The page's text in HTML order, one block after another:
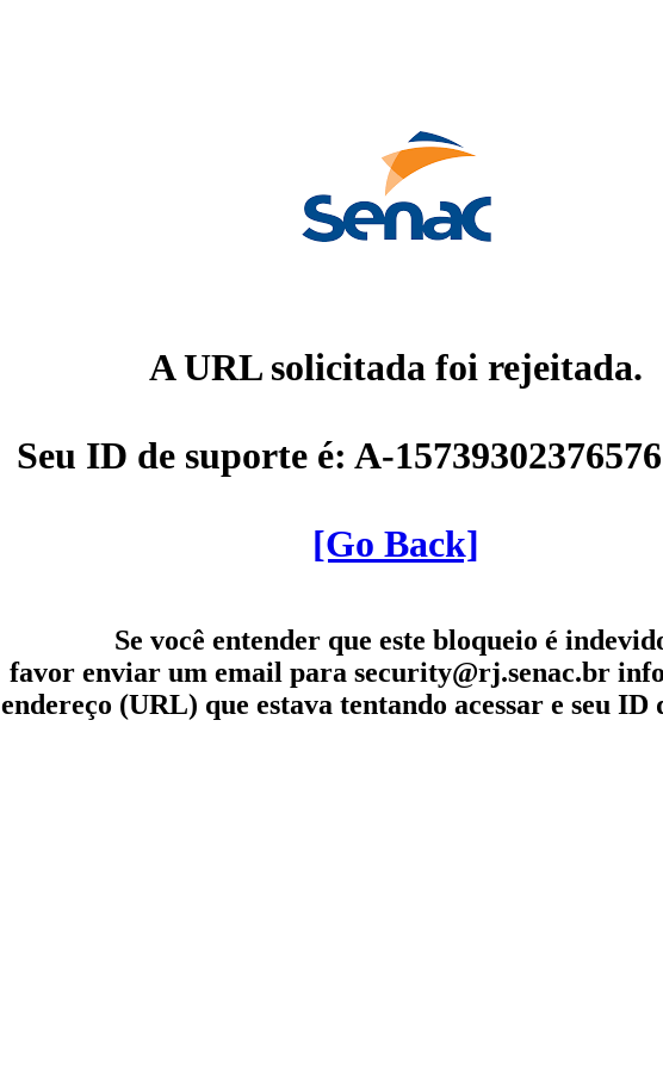
A URL solicitada foi rejeitada.
Seu ID de suporte é: A-
[Go Back]
Se você entender que este bloqueio é
favor enviar um email para security@rj.senac.br
endereço (URL) que estava tentando acessar e seu ID